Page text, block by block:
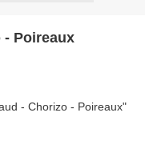
- Poireaux